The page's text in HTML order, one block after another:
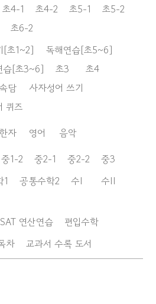
초4-1 초4-2 초5-1
초5-2
초6-2
[초1~2]
독해연습[초5~6]
습[초3~6]
초3
초4
담
사자성어 쓰기
퀴즈
한자 영어
음악
중1-2 중2-1 중2-2 중3
1 공통수학2 수I
수II
연산연습
편입수학
차 교과서 수록 도서